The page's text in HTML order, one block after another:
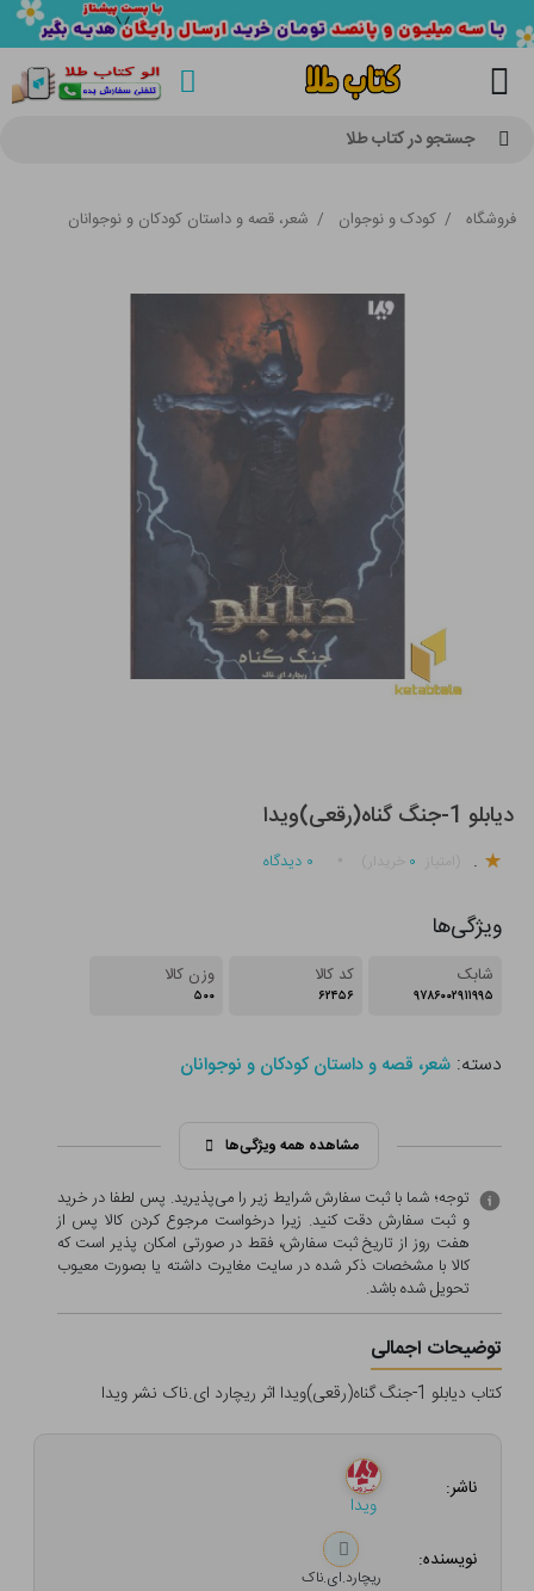
جستجو در کتاب طلا
فروشگاه / کودک و نوجوان / شعر، قصه و داستان کودکان و نوجوانان
دیابلو 1-جنگ گناه(رقعی)ویدا
. ۰ ۰ دیدگاه
ویژگی‌ها
شابک
۹۷۸۶۰۰۲۹۱۱۹۹۵
کد کالا
۶۲۴۵۶
وزن کالا
۵۰۰
دسته:شعر، قصه و داستان کودکان و نوجوانان
مشاهده همه ویژگی‌ها
توجه؛ شما با ثبت سفارش شرایط زیر را می‌پذیرید. پس لطفا در خرید
و ثبت سفارش دقت کنید. زیرا درخواست مرجوع کردن کالا پس از
هفت روز از تاریخ ثبت سفارش، فقط در صورتی امکان پذیر است که
کالا با مشخصات ذکر شده در سایت مغایرت داشته یا بصورت معيوب
تحویل شده باشد.
توضیحات اجمالی
کتاب دیابلو 1-جنگ گناه(رقعی)ویدا اثر ریچارد ای.ناک نشر ویدا
ناشر:
ویدا
نویسنده:
ریچارد.ای.ناک